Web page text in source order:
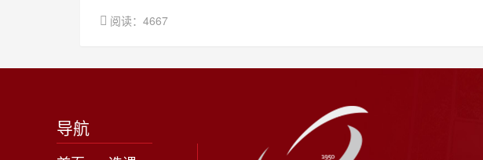
阅读：4667
导航